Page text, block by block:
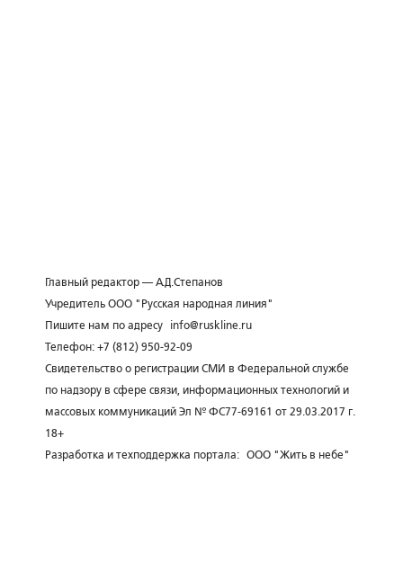
Главный редактор — А.Д.Степанов
Учредитель ООО "Русская народная линия"
Пишите нам по адресу
info@ruskline.ru
Телефон: +7 (812) 950-92-09
Свидетельство о регистрации СМИ в Федеральной службе
по надзору в сфере связи, информационных технологий и
массовых коммуникаций Эл № ФС77-69161 от 29.03.2017 г.
18+
Разработка и техподдержка портала: ООО "Жить в небе"